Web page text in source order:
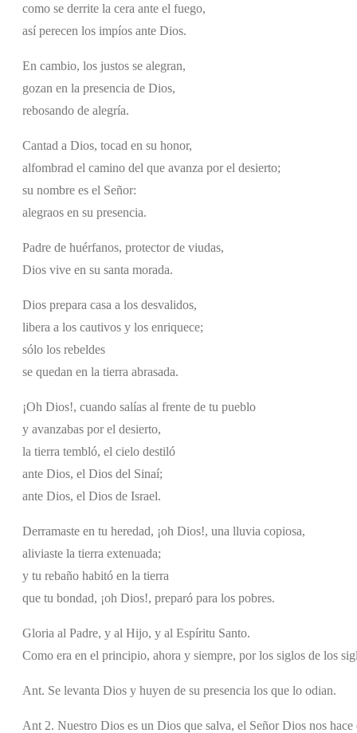
como se derrite la cera ante el fuego,
así perecen los impíos ante Dios.
En cambio, los justos se alegran,
gozan en la presencia de Dios,
rebosando de alegría.
Cantad a Dios, tocad en su honor,
alfombrad el camino del que avanza por el desierto;
su nombre es el Señor:
alegraos en su presencia.
Padre de huérfanos, protector de viudas,
Dios vive en su santa morada.
Dios prepara casa a los desvalidos,
libera a los cautivos y los enriquece;
sólo los rebeldes
se quedan en la tierra abrasada.
¡Oh Dios!, cuando salías al frente de tu pueblo
y avanzabas por el desierto,
la tierra tembló, el cielo destiló
ante Dios, el Dios del Sinaí;
ante Dios, el Dios de Israel.
Derramaste en tu heredad, ¡oh Dios!, una lluvia copiosa,
aliviaste la tierra extenuada;
y tu rebaño habitó en la tierra
que tu bondad, ¡oh Dios!, preparó para los pobres.
Gloria al Padre, y al Hijo, y al Espíritu Santo.
Como era en el principio, ahora y siempre, por los siglos de los
Ant. Se levanta Dios y huyen de su presencia los que lo odian.
Ant 2. Nuestro Dios es un Dios que salva, el Señor Dios nos hace